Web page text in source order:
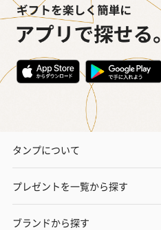
タンプについて
プレゼントを一覧から探す
ブランドから探す